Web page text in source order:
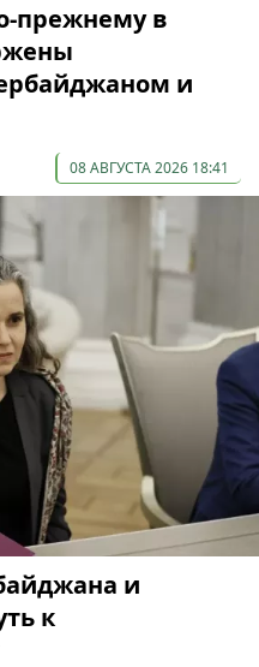
прежнему в
и
08 АВГУСТА 2026 18:41
и
к